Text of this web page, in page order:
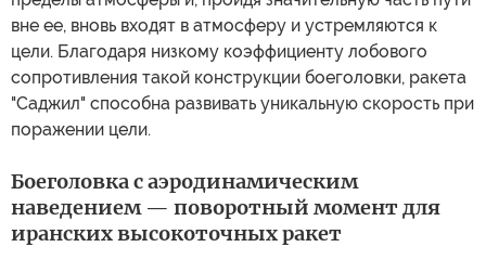
вне ее, вновь входят в атмосферу и устремляются к
цели. Благодаря низкому коэффициенту лобового
сопротивления такой конструкции боеголовки, ракета
"Саджил" способна развивать уникальную скорость при
поражении цели.
Боеголовка с аэродинамическим
наведением — поворотный момент для
иранских высокоточных ракет